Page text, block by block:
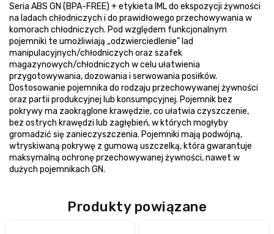
Produkty powiązane
Seria ABS GN (BPA-FREE) + etykieta IML do ekspozycji żywności
na ladach chłodniczych i do prawidłowego przechowywania w
komorach chłodniczych. Pod względem funkcjonalnym
pojemniki te umożliwiają „odzwierciedlenie” lad
manipulacyjnych/chłodniczych oraz szafek
magazynowych/chłodniczych w celu ułatwienia
przygotowywania, dozowania i serwowania posiłków.
Dostosowanie pojemnika do rodzaju przechowywanej żywności
oraz partii produkcyjnej lub konsumpcyjnej. Pojemnik bez
pokrywy ma zaokrąglone krawędzie, co ułatwia czyszczenie,
bez ostrych krawędzi lub zagłębień, w których mogłyby
gromadzić się zanieczyszczenia. Pojemniki mają podwójną,
wtryskiwaną pokrywę z gumową uszczelką, która gwarantuje
maksymalną ochronę przechowywanej żywności, nawet w
dużych pojemnikach GN.